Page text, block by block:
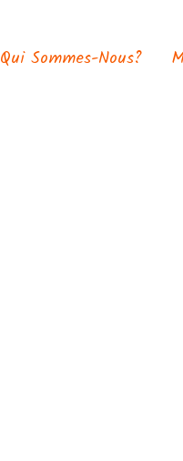
Qui Sommes-Nous?